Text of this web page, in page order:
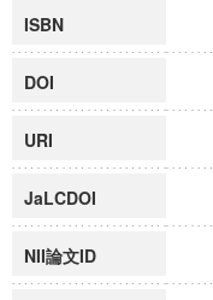
ISBN
DOI
URI
JaLCDOI
NII論文ID